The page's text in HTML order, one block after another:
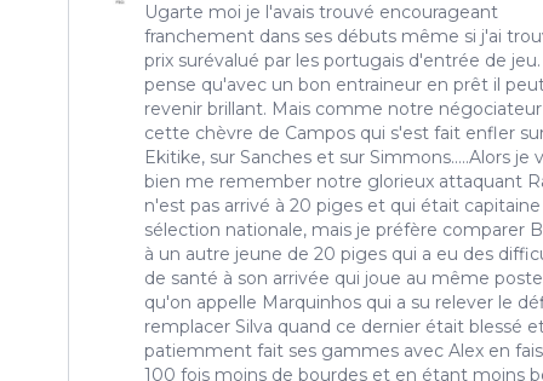
Ugarte moi je l'avais trouvé encourageant
franchement dans ses débuts même si j'ai
prix surévalué par les portugais d'entrée de
pense qu'avec un bon entraineur en prêt il
revenir brillant. Mais comme notre
cette chèvre de Campos qui s'est fait enfler
Ekitike, sur Sanches et sur Simmons.....Alors je
bien me remember notre glorieux attaquant
n'est pas arrivé à 20 piges et qui était
sélection nationale, mais je préfère comparer
à un autre jeune de 20 piges qui a eu des
de santé à son arrivée qui joue au même
qu'on appelle Marquinhos qui a su relever le
remplacer Silva quand ce dernier était blessé
patiemment fait ses gammes avec Alex en
100 fois moins de bourdes et en étant moins